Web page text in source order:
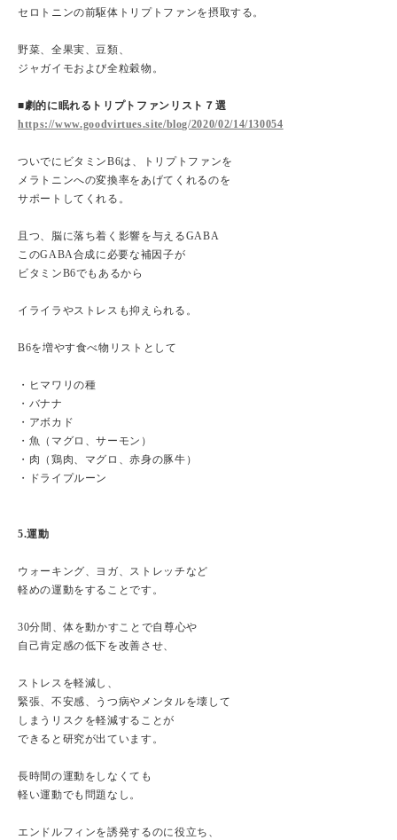
セロトニンの前駆体トリプトファンを摂取する。
野菜、全果実、豆類、
ジャガイモおよび全粒穀物。
■劇的に眠れるトリプトファンリスト７選
https://www.goodvirtues.site/blog/2020/02/14/130054
ついでにビタミンB6は、トリプトファンを
メラトニンへの変換率をあげてくれるのを
サポートしてくれる。
且つ、脳に落ち着く影響を与えるGABA
このGABA合成に必要な補因子が
ビタミンB6でもあるから
イライラやストレスも抑えられる。
B6を増やす食べ物リストとして
・ヒマワリの種
・バナナ
・アボカド
・魚（マグロ、サーモン）
・肉（鶏肉、マグロ、赤身の豚牛）
・ドライプルーン
5.運動
ウォーキング、ヨガ、ストレッチなど
軽めの運動をすることです。
30分間、体を動かすことで自尊心や
自己肯定感の低下を改善させ、
ストレスを軽減し、
緊張、不安感、うつ病やメンタルを壊して
しまうリスクを軽減することが
できると研究が出ています。
長時間の運動をしなくても
軽い運動でも問題なし。
エンドルフィンを誘発するのに役立ち、